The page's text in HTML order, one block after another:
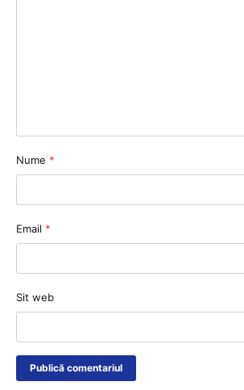
Nume *
Email *
Sit web